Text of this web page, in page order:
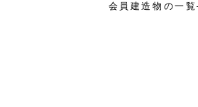
会員建造物の一覧